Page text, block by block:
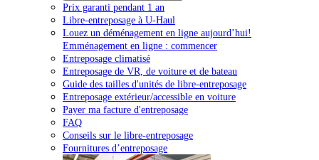
Prix garanti pendant 1 an
Libre-entreposage à U-Haul
Louez un déménagement en ligne aujourd’hui!
Emménagement en ligne : commencer
Entreposage climatisé
Entreposage de VR, de voiture et de bateau
Guide des tailles d'unités de libre-entreposage
Entreposage extérieur/accessible en voiture
Payer ma facture d'entreposage
FAQ
Conseils sur le libre-entreposage
Fournitures d’entreposage